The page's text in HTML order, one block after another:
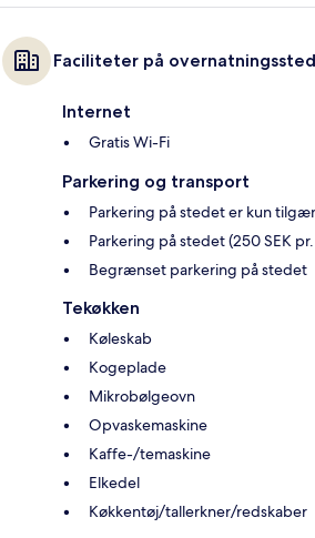
Faciliteter på
Internet
Gratis Wi-Fi
Parkering og transport
Parkering på stedet er kun
Parkering på stedet (250 SEK
Begrænset parkering på stedet
Tekøkken
Køleskab
Kogeplade
Mikrobølgeovn
Opvaskemaskine
Kaffe-/temaskine
Elkedel
Køkkentøj/tallerkner/redskaber